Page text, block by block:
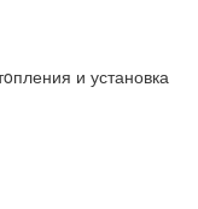
и установка